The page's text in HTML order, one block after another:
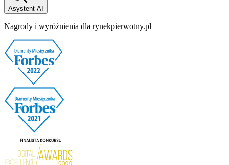
Asystent AI
Nagrody i wyróżnienia dla rynekpierwotny.pl